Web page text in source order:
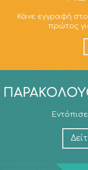
Κάνε εγγραφή
πρώτος